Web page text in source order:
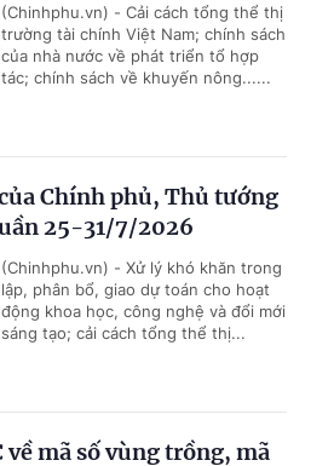
(Chinhphu.vn) - Cải cách tổng thể thị
trường tài chính Việt Nam; chính sách
của nhà nước về phát triển tổ hợp
tác; chính sách về khuyến nông......
Chính phủ, Thủ tướng
25-31/7/2026
(Chinhphu.vn) - Xử lý khó khăn trong
lập, phân bổ, giao dự toán cho hoạt
động khoa học, công nghệ và đổi mới
sáng tạo; cải cách tổng thể thị...
mã số vùng trồng, mã